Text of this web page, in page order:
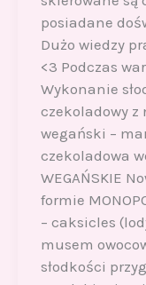
posiadane
Dużo wiedzy
<3 Podczas
Wykonanie
czekoladowy
wegański –
czekoladowa
WEGAŃSKIE
formie
– caksicles
musem
słodkości